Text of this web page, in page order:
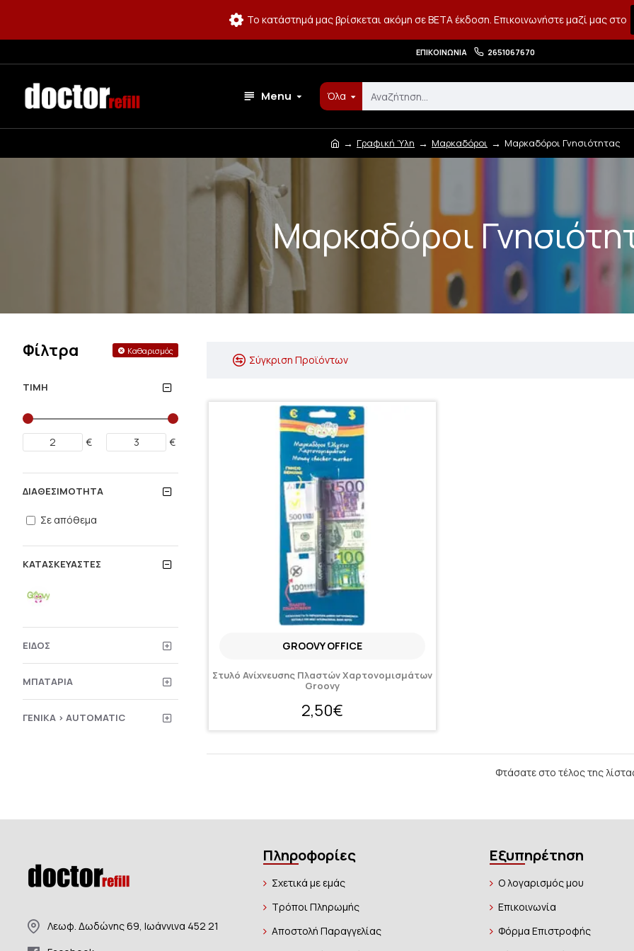
Το κατάστημά μας βρίσκεται ακόμη σε BETA έκδοση. Επικοινωνήστε μαζί μας στο
ΕΠΙΚΟΙΝΩΝΊΑ 2651067670
Menu Όλα
Γραφική Ύλη Μαρκαδόροι Μαρκαδόροι Γνησιότητας
Μαρκαδόροι
Φίλτρα Καθαρισμός
ΤΙΜΉ
€ €
ΚΑΤΑΣΚΕΥΑΣΤΈΣ
ΕΊΔΟΣ
ΜΠΑΤΑΡΊΑ
ΓΕΝΙΚΆ > AUTOMATIC
ΔΙΑΘΕΣΙΜΌΤΗΤΑ
Σε απόθεμα
Σύγκριση Προϊόντων
GROOVY OFFICE
Στυλό Ανίχνευσης Πλαστών Χαρτονομισμάτων
Groovy
2,50€
Φτάσατε στο τέλος της
Λεωφ. Δωδώνης 69, Ιωάννινα 452 21
Πληροφορίες
Σχετικά με εμάς
Τρόποι Πληρωμής
Αποστολή Παραγγελίας
Εξυπηρέτηση
Ο λογαρισμός μου
Επικοινωνία
Φόρμα Επιστροφής